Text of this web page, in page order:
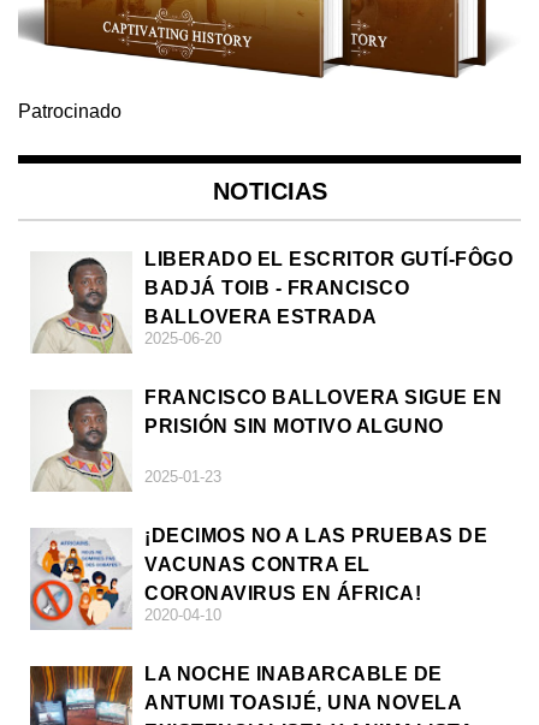
Patrocinado
NOTICIAS
LIBERADO EL ESCRITOR GUTÍ-FÔGO
BADJÁ TOIB - FRANCISCO
BALLOVERA ESTRADA
2025-06-20
FRANCISCO BALLOVERA SIGUE EN
PRISIÓN SIN MOTIVO ALGUNO
2025-01-23
¡DECIMOS NO A LAS PRUEBAS DE
VACUNAS CONTRA EL
CORONAVIRUS EN ÁFRICA!
2020-04-10
LA NOCHE INABARCABLE DE
ANTUMI TOASIJÉ, UNA NOVELA